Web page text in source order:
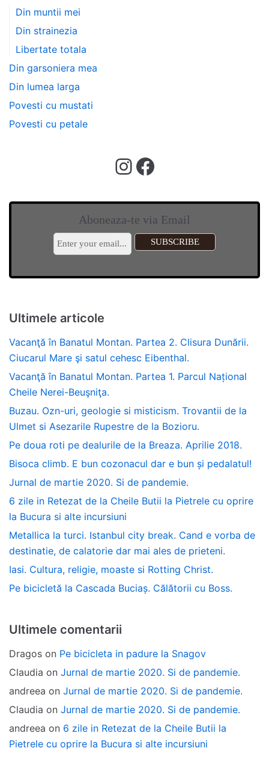
Din muntii mei
Din strainezia
Libertate totala
Din garsoniera mea
Din lumea larga
Povesti cu mustati
Povesti cu petale
Aboneaza-te via Email
Ultimele articole
Vacanţă în Banatul Montan. Partea 2. Clisura Dunării.
Ciucarul Mare şi satul cehesc Eibenthal.
Vacanţă în Banatul Montan. Partea 1. Parcul Național
Cheile Nerei-Beuşniţa.
Buzau. Ozn-uri, geologie si misticism. Trovantii de la
Ulmet si Asezarile Rupestre de la Bozioru.
Pe doua roti pe dealurile de la Breaza. Aprilie 2018.
Bisoca climb. E bun cozonacul dar e bun și pedalatul!
Jurnal de martie 2020. Si de pandemie.
6 zile in Retezat de la Cheile Butii la Pietrele cu oprire
la Bucura si alte incursiuni
Metallica la turci. Istanbul city break. Cand e vorba de
destinatie, de calatorie dar mai ales de prieteni.
Iasi. Cultura, religie, moaste si Rotting Christ.
Pe bicicletă la Cascada Buciaș. Călătorii cu Boss.
Ultimele comentarii
Dragos on Pe bicicleta in padure la Snagov
Claudia on Jurnal de martie 2020. Si de pandemie.
andreea on Jurnal de martie 2020. Si de pandemie.
Claudia on Jurnal de martie 2020. Si de pandemie.
andreea on 6 zile in Retezat de la Cheile Butii la
Pietrele cu oprire la Bucura si alte incursiuni